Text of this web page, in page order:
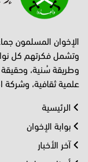
الإخوان المسلمون
وتشمل فكرتهم كل
وطريقة سُنية،
علمية ثقافية، وشركة
الرئيسية
بوابة الإخوان
آخر الأخبار